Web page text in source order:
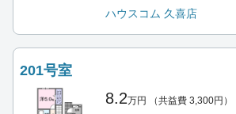
ハウスコム 久喜店
201号室
8.2万円 （共益費 3,300円）